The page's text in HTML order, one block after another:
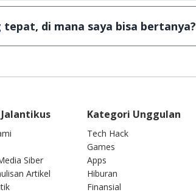
di JalanTikus, hingga saat ini kita
di mana saya bisa bertanya?
yang masuk. Kirim pertanyaan
Siber
Artikel
Kategori Unggulan
Tech Hack
Games
Apps
Hiburan
Finansial